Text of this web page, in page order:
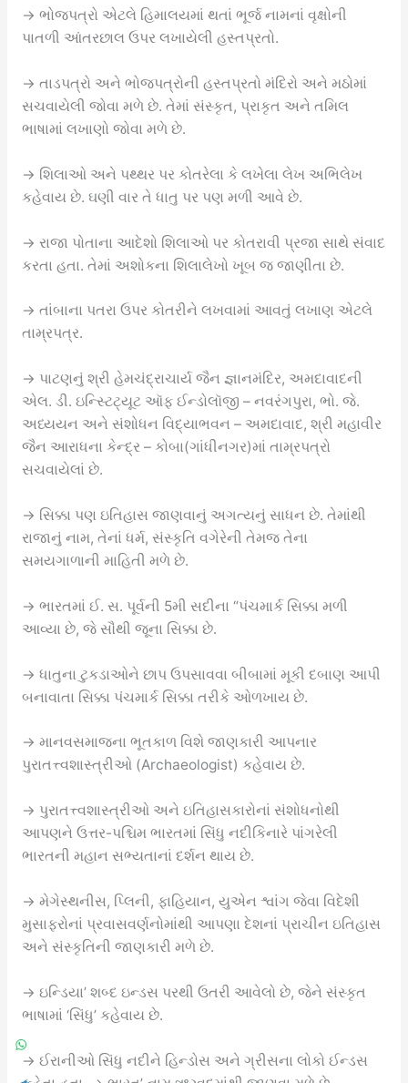
→ ભોજપત્રો એટલે હિમાલયમાં થતાં ભૂર્જ નામનાં વૃક્ષોની
પાતળી આંતરછાલ ઉપર લખાયેલી હસ્તપ્રતો.
→ તાડપત્રો અને ભોજપત્રોની હસ્તપ્રતો મંદિરો અને મઠોમાં
સચવાયેલી જોવા મળે છે. તેમાં સંસ્કૃત, પ્રાકૃત અને તમિલ
ભાષામાં લખાણો જોવા મળે છે.
→ શિલાઓ અને પથ્થર પર કોતરેલા કે લખેલા લેખ અભિલેખ
કહેવાય છે. ઘણી વાર તે ધાતુ પર પણ મળી આવે છે.
→ રાજા પોતાના આદેશો શિલાઓ પર કોતરાવી પ્રજા સાથે સંવાદ
કરતા હતા. તેમાં અશોકના શિલાલેખો ખૂબ જ જાણીતા છે.
→ તાંબાના પતરા ઉપર કોતરીને લખવામાં આવતું લખાણ એટલે
તામ્રપત્ર.
→ પાટણનું શ્રી હેમચંદ્રાચાર્ય જૈન જ્ઞાનમંદિર, અમદાવાદની
એલ. ડી. ઇન્સ્ટિટ્યૂટ ઑફ ઈન્ડોલૉજી – નવરંગપુરા, ભો. જે.
અધ્યયન અને સંશોધન વિદ્યાભવન – અમદાવાદ, શ્રી મહાવીર
જૈન આરાધના કેન્દ્ર – કોબા(ગાંધીનગર)માં તામ્રપત્રો
સચવાયેલાં છે.
→ સિક્કા પણ ઇતિહાસ જાણવાનું અગત્યનું સાધન છે. તેમાંથી
રાજાનું નામ, તેનાં ધર્મ, સંસ્કૃતિ વગેરેની તેમજ તેના
સમયગાળાની માહિતી મળે છે.
→ ભારતમાં ઈ. સ. પૂર્વની 5મી સદીના “પંચમાર્ક સિક્કા મળી
આવ્યા છે, જે સૌથી જૂના સિક્કા છે.
→ ધાતુના ટુકડાઓને છાપ ઉપસાવવા બીબામાં મૂકી દબાણ આપી
બનાવાતા સિક્કા પંચમાર્ક સિક્કા તરીકે ઓળખાય છે.
→ માનવસમાજના ભૂતકાળ વિશે જાણકારી આપનાર
પુરાતત્ત્વશાસ્ત્રીઓ (Archaeologist) કહેવાય છે.
→ પુરાતત્ત્વશાસ્ત્રીઓ અને ઇતિહાસકારોનાં સંશોધનોથી
આપણને ઉત્તર-પશ્ચિમ ભારતમાં સિંધુ નદીકિનારે પાંગરેલી
ભારતની મહાન સભ્યતાનાં દર્શન થાય છે.
→ મેગેસ્થનીસ, પ્લિની, ફાહિયાન, યુએન શ્વાંગ જેવા વિદેશી
મુસાફરોનાં પ્રવાસવર્ણનોમાંથી આપણા દેશનાં પ્રાચીન ઇતિહાસ
અને સંસ્કૃતિની જાણકારી મળે છે.
→ ઇન્ડિયા’ શબ્દ ઇન્ડસ પરથી ઉતરી આવેલો છે, જેને સંસ્કૃત
ભાષામાં ‘સિંધુ’ કહેવાય છે.
→ ઈરાનીઓ સિંધુ નદીને હિન્ડોસ અને ગ્રીસના લોકો ઈન્ડસ